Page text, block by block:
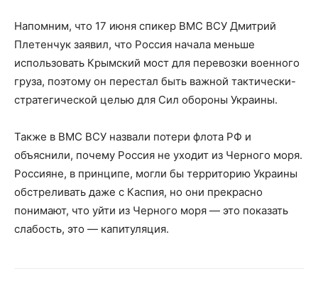
Напомним, что 17 июня спикер ВМС ВСУ Дмитрий
Плетенчук заявил, что Россия начала меньше
использовать Крымский мост для перевозки военного
груза, поэтому он перестал быть важной тактически-
стратегической целью для Сил обороны Украины.
Также в ВМС ВСУ назвали потери флота РФ и
объяснили, почему Россия не уходит из Черного моря.
Россияне, в принципе, могли бы территорию Украины
обстреливать даже с Каспия, но они прекрасно
понимают, что уйти из Черного моря — это показать
слабость, это — капитуляция.